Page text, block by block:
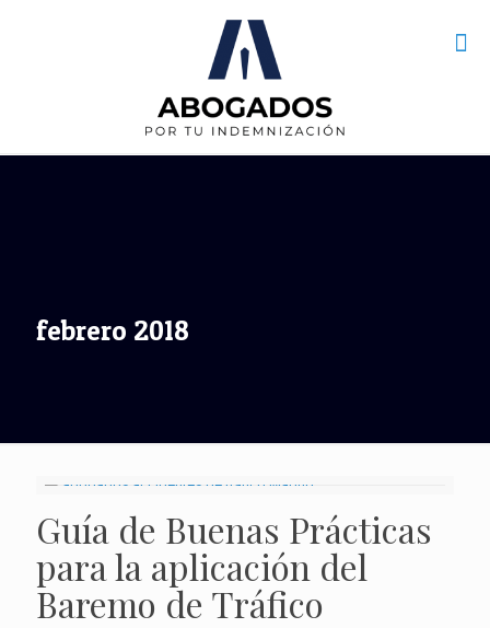
febrero 2018
Guía de Buenas Prácticas
para la aplicación del
Baremo de Tráfico